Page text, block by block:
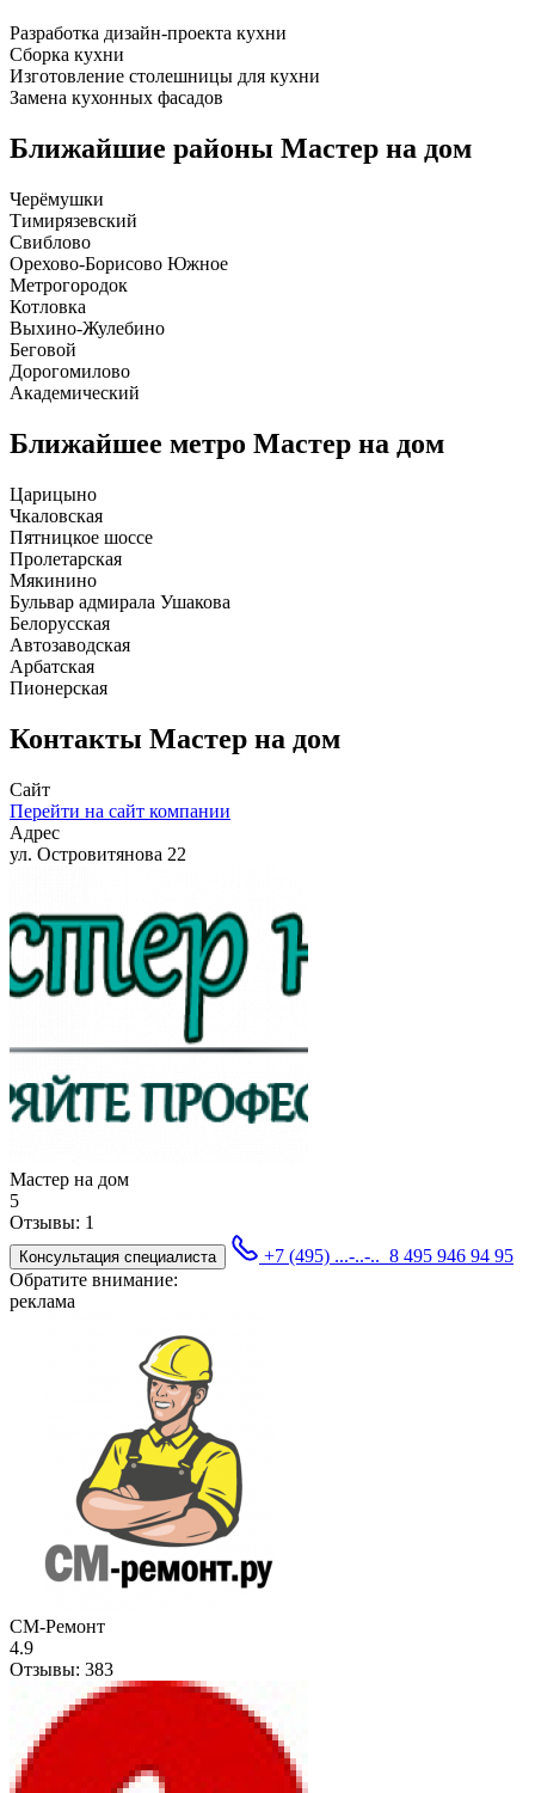
Разработка дизайн-проекта кухни
Сборка кухни
Изготовление столешницы для кухни
Замена кухонных фасадов
Ближайшие районы Мастер на дом
Черёмушки
Тимирязевский
Свиблово
Орехово-Борисово Южное
Метрогородок
Котловка
Выхино-Жулебино
Беговой
Дорогомилово
Академический
Ближайшее метро Мастер на дом
Царицыно
Чкаловская
Пятницкое шоссе
Пролетарская
Мякинино
Бульвар адмирала Ушакова
Белорусская
Автозаводская
Арбатская
Пионерская
Контакты Мастер на дом
Сайт
Перейти на сайт компании
Адрес
ул. Островитянова 22
Мастер на дом
5
Отзывы: 1
Консультация специалиста +7 (495) ...-..-.. 8 495 946 94 95
Обратите внимание:
реклама
СМ-Ремонт
4.9
Отзывы: 383